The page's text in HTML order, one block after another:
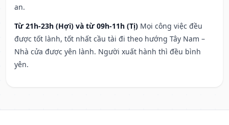
an.
Từ 21h-23h (Hợi) và từ 09h-11h (Tị) Mọi công việc đều
được tốt lành, tốt nhất cầu tài đi theo hướng Tây Nam –
Nhà cửa được yên lành. Người xuất hành thì đều bình
yên.